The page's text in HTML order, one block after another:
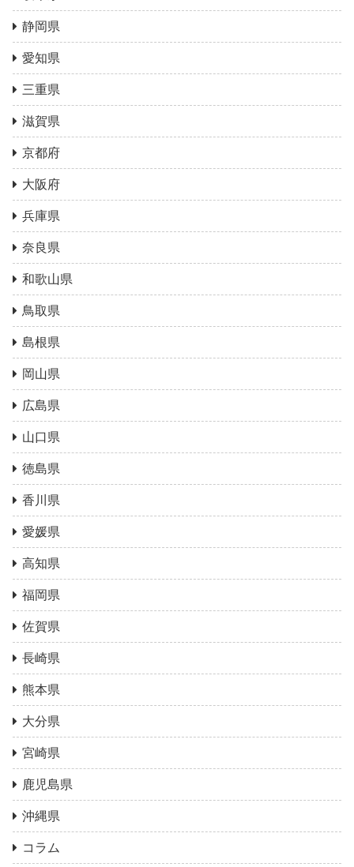
静岡県
愛知県
三重県
滋賀県
京都府
大阪府
兵庫県
奈良県
和歌山県
鳥取県
島根県
岡山県
広島県
山口県
徳島県
香川県
愛媛県
高知県
福岡県
佐賀県
長崎県
熊本県
大分県
宮崎県
鹿児島県
沖縄県
コラム